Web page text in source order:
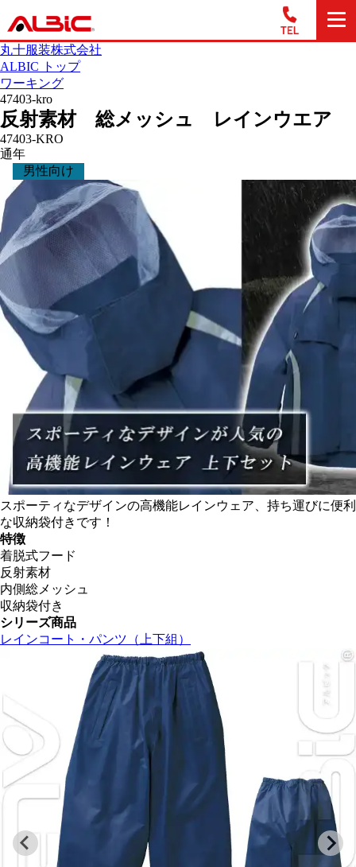
丸十服装株式会社
ALBIC トップ
ワーキング
47403-kro
反射素材 総メッシュ レインウエア
47403-KRO
通年
男性向け
スポーティなデザインの高機能レインウェア、持ち運びに便利
な収納袋付きです！
特徴
着脱式フード
反射素材
内側総メッシュ
収納袋付き
シリーズ商品
レインコート・パンツ（上下組）